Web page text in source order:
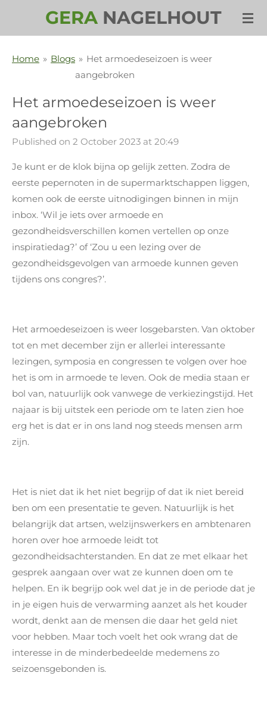
content
GERA NAGELHOUT
Home » Blogs » Het armoedeseizoen is weer
aangebroken
Het armoedeseizoen is weer
aangebroken
Published on 2 October 2023 at 20:49
Je kunt er de klok bijna op gelijk zetten. Zodra de
eerste pepernoten in de supermarktschappen liggen,
komen ook de eerste uitnodigingen binnen in mijn
inbox. ‘Wil je iets over armoede en
gezondheidsverschillen komen vertellen op onze
inspiratiedag?’ of ‘Zou u een lezing over de
gezondheidsgevolgen van armoede kunnen geven
tijdens ons congres?’.
Het armoedeseizoen is weer losgebarsten. Van oktober
tot en met december zijn er allerlei interessante
lezingen, symposia en congressen te volgen over hoe
het is om in armoede te leven. Ook de media staan er
bol van, natuurlijk ook vanwege de verkiezingstijd. Het
najaar is bij uitstek een periode om te laten zien hoe
erg het is dat er in ons land nog steeds mensen arm
zijn.
Het is niet dat ik het niet begrijp of dat ik niet bereid
ben om een presentatie te geven. Natuurlijk is het
belangrijk dat artsen, welzijnswerkers en ambtenaren
horen over hoe armoede leidt tot
gezondheidsachterstanden. En dat ze met elkaar het
gesprek aangaan over wat ze kunnen doen om te
helpen. En ik begrijp ook wel dat je in de periode dat je
in je eigen huis de verwarming aanzet als het kouder
wordt, denkt aan de mensen die daar het geld niet
voor hebben. Maar toch voelt het ook wrang dat de
interesse in de minderbedeelde medemens zo
seizoensgebonden is.